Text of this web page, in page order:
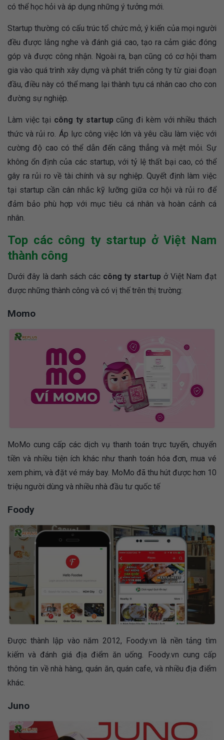
có thể học hỏi và áp dụng những ý tưởng mới.
Startup thường có cấu trúc tổ chức mở, ý kiến của mọi người
đều được lắng nghe và đánh giá cao, tạo ra cảm giác đóng
góp và được công nhận. Ngoài ra, bạn cũng có cơ hội tham
gia vào quá trình xây dựng và phát triển công ty từ giai đoạn
đầu, điều này có thể mang lại thành tựu cá nhân cao cho con
đường sự nghiệp.
Làm việc tại công ty startup cũng đi kèm với nhiều thách
thức và rủi ro. Áp lực công việc lớn và yêu cầu làm việc với
cường độ cao có thể dẫn đến căng thẳng và mệt mỏi. Sự
không ổn định của các startup, với tỷ lệ thất bại cao, có thể
gây ra rủi ro về tài chính và sự nghiệp. Quyết định làm việc
tại startup cần cân nhắc kỹ lưỡng giữa cơ hội và rủi ro để
đảm bảo phù hợp với mục tiêu cá nhân và hoàn cảnh cá
nhân.
Top các công ty startup ở Việt Nam
thành công
Dưới đây là danh sách các công ty startup ở Việt Nam đạt
được những thành công và có vị thế trên thị trường:
Momo
MoMo cung cấp các dịch vụ thanh toán trực tuyến, chuyển
tiền và nhiều tiện ích khác như thanh toán hóa đơn, mua vé
xem phim, và đặt vé máy bay. MoMo đã thu hút được hơn 10
triệu người dùng và nhiều nhà đầu tư quốc tế
Foody
Được thành lập vào năm 2012, Foody.vn là nền tảng tìm
kiếm và đánh giá địa điểm ăn uống. Foody.vn cung cấp
thông tin về nhà hàng, quán ăn, quán cafe, và nhiều địa điểm
khác.
Juno